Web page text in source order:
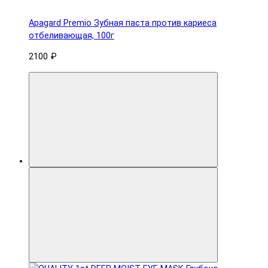
Apagard Premio Зубная паста против кариеса
отбеливающая, 100г
2100 ₽